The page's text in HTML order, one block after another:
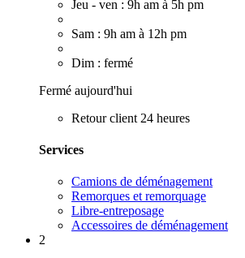
Jeu - ven : 9h am à 5h pm
Sam : 9h am à 12h pm
Dim : fermé
Fermé aujourd'hui
Retour client 24 heures
Services
Camions de déménagement
Remorques et remorquage
Libre-entreposage
Accessoires de déménagement
2